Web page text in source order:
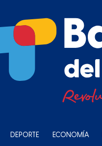
DEPORTE ECONOMÍA